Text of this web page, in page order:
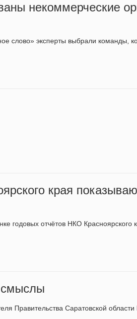
некоммерческие
слово» эксперты выбрали команды,
края
годовых отчётов НКО Красноярского
смыслы
Правительства Саратовской